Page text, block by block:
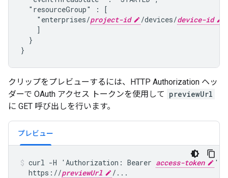
  "resourceGroup" : [
    "enterprises/
project-id /devices/device-id
    ]
  }
}
クリップをプレビューするには、HTTP Authorization ヘッ
ダーで OAuth アクセス トークンを使用して previewUrl
に GET 呼び出しを行います。
プレビュー
curl -H 'Authorization: Bearer access-token
' \
  https://
previewUrl /...